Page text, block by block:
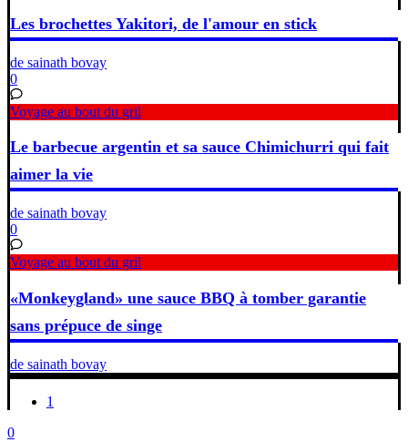
Les brochettes Yakitori, de l'amour en stick
de sainath bovay
0
Voyage au bout du gril
Le barbecue argentin et sa sauce Chimichurri qui fait
aimer la vie
de sainath bovay
0
Voyage au bout du gril
«Monkeygland» une sauce BBQ à tomber garantie
sans prépuce de singe
de sainath bovay
1
0